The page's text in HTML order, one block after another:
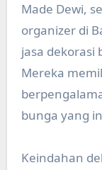
Made Dewi,
organizer di
jasa dekorasi
Mereka
bunga yang
Keindahan